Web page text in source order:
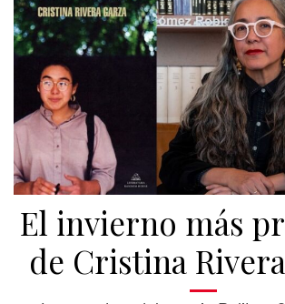
El invierno más
de Cristina